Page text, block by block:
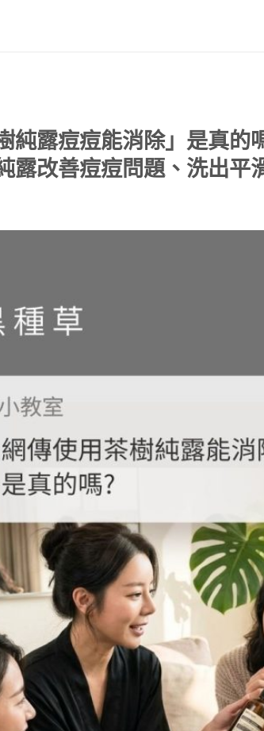
純露痘痘能消除」是真的
露改善痘痘問題、洗出平